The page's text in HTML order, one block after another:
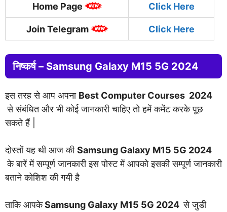
Home Page Click Here
Join Telegram Click Here
निष्कर्ष – Samsung Galaxy M15 5G 2024
इस तरह से आप अपना Best Computer Courses 2024
से संबंधित और भी कोई जानकारी चाहिए तो हमें कमेंट करके पूछ
सकते हैं |
दोस्तों यह थी आज कीSamsung Galaxy M15 5G 2024
के बारें में सम्पूर्ण जानकारी इस पोस्ट में आपको इसकी सम्पूर्ण जानकारी
बताने कोशिश की गयी है
ताकि आपकेSamsung Galaxy M15 5G 2024से जुडी